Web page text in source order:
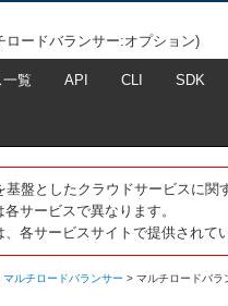
ードバランサー:オプション)
覧 API CLI SDK
盤としたクラウドサービスに関
サービスで異なります。
各サービスサイトで提供されて
マルチロードバランサー > マルチロードバラ